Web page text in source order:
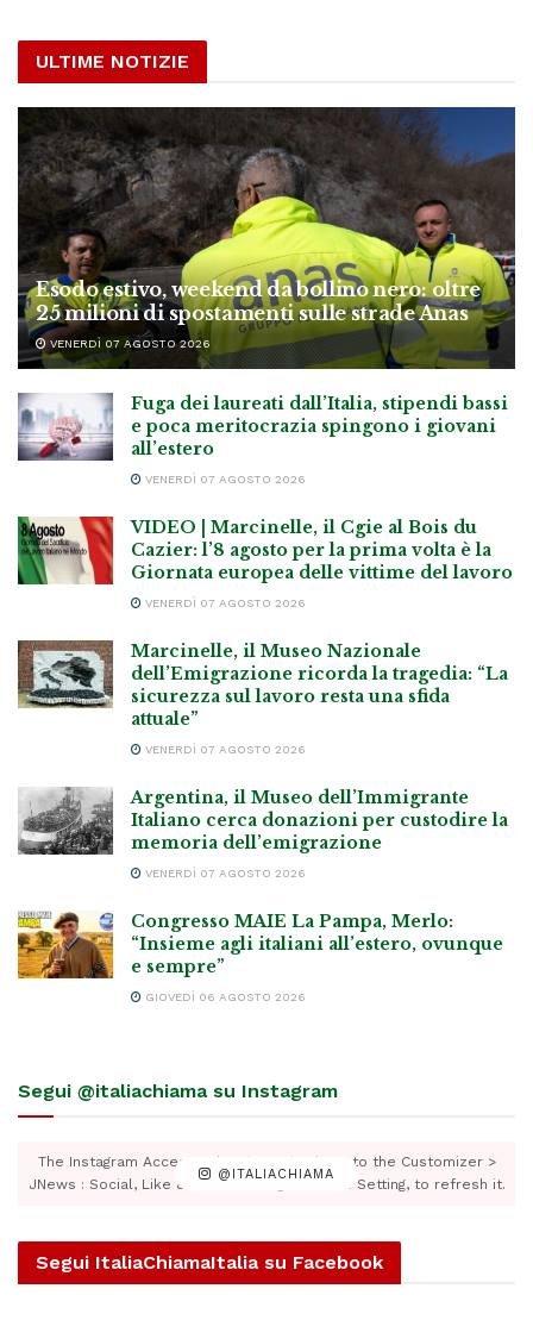
ULTIME NOTIZIE
Esodo estivo, weekend da bollino nero: oltre
25 milioni di spostamenti sulle strade Anas
VENERDÌ 07 AGOSTO 2026
Fuga dei laureati dall’Italia, stipendi bassi
e poca meritocrazia spingono i giovani
all’estero
VENERDÌ 07 AGOSTO 2026
VIDEO | Marcinelle, il Cgie al Bois du
Cazier: l’8 agosto per la prima volta è la
Giornata europea delle vittime del lavoro
VENERDÌ 07 AGOSTO 2026
Marcinelle, il Museo Nazionale
dell’Emigrazione ricorda la tragedia: “La
sicurezza sul lavoro resta una sfida
attuale”
VENERDÌ 07 AGOSTO 2026
Argentina, il Museo dell’Immigrante
Italiano cerca donazioni per custodire la
memoria dell’emigrazione
VENERDÌ 07 AGOSTO 2026
Congresso MAIE La Pampa, Merlo:
“Insieme agli italiani all’estero, ovunque
e sempre”
GIOVEDÌ 06 AGOSTO 2026
Segui @italiachiama su Instagram
@ITALIACHIAMA
The Instagram Access Token is expired, Go to the Customizer >
JNews : Social, Like & View > Instagram Feed Setting, to refresh it.
Segui ItaliaChiamaItalia su Facebook